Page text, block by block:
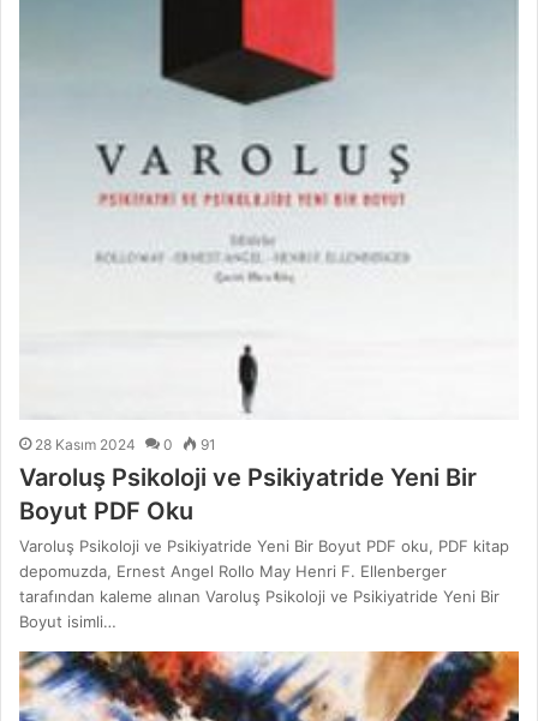
28 Kasım 2024 0 91
Varoluş Psikoloji ve Psikiyatride Yeni Bir
Boyut PDF Oku
Varoluş Psikoloji ve Psikiyatride Yeni Bir Boyut PDF oku, PDF kitap
depomuzda, Ernest Angel Rollo May Henri F. Ellenberger
tarafından kaleme alınan Varoluş Psikoloji ve Psikiyatride Yeni Bir
Boyut isimli…